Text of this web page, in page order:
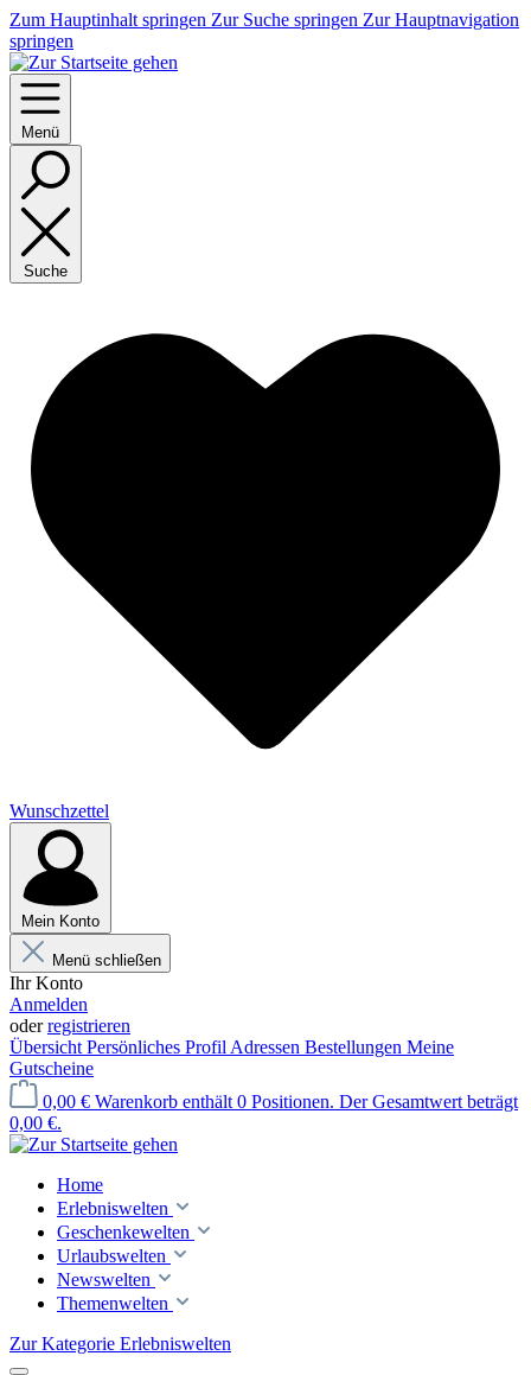
Zum Hauptinhalt springen Zur Suche springen Zur Hauptnavigation
springen
Menü
Suche
Wunschzettel
Mein Konto
Menü schließen
Ihr Konto
Anmelden
oderregistrieren
Übersicht Persönliches Profil Adressen Bestellungen Meine
Gutscheine
0,00 € Warenkorb enthält 0 Positionen. Der Gesamtwert beträgt
0,00 €.
Home
Erlebniswelten
Geschenkewelten
Urlaubswelten
Newswelten
Themenwelten
Zur Kategorie Erlebniswelten